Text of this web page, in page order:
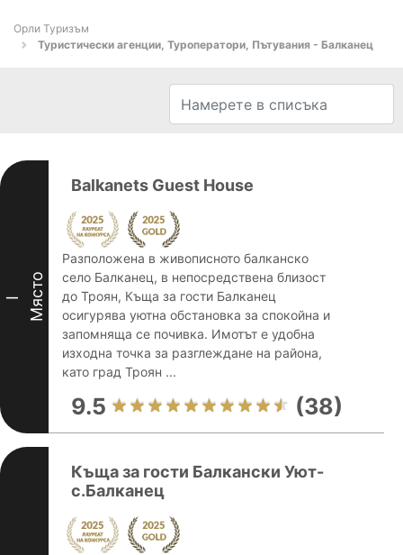
Орли Туризъм
Туристически агенции, Туроператори, Пътувания - Балканец
I Място
Balkanets Guest House
Разположена в живописното балканско
село Балканец, в непосредствена близост
до Троян, Къща за гости Балканец
осигурява уютна обстановка за спокойна и
запомняща се почивка. Имотът е удобна
изходна точка за разглеждане на района,
като град Троян ...
9.5 (38)
Къща за гости Балкански Уют-
с.Балканец